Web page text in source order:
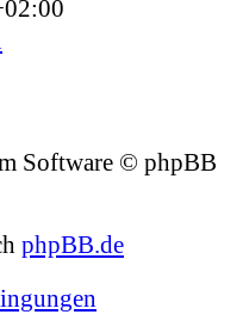
Software © phpBB
phpBB.de